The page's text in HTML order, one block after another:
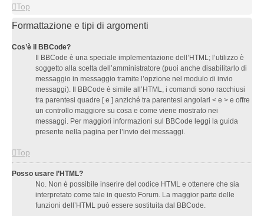
Top
Formattazione e tipi di argomenti
Cos’è il BBCode?
Il BBCode è una speciale implementazione dell’HTML; l’utilizzo è
soggetto alla scelta dell’amministratore (puoi anche disabilitarlo di
messaggio in messaggio tramite l’opzione nel modulo di invio
messaggi). Il BBCode è simile all’HTML, i comandi sono racchiusi
tra parentesi quadre [ e ] anziché tra parentesi angolari < e > e offre
un controllo maggiore su cosa e come viene mostrato nei
messaggi. Per maggiori informazioni sul BBCode leggi la guida
presente nella pagina per l’invio dei messaggi.
Top
Posso usare l’HTML?
No. Non è possibile inserire del codice HTML e ottenere che sia
interpretato come tale in questo Forum. La maggior parte delle
funzioni dell’HTML può essere sostituita dal BBCode.